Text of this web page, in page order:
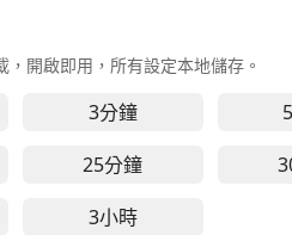
開啟即用，所有設定本地儲存。
簡短練習與短時間專注 免費
時器 - 適用於快速任務、短暫冥
3分鐘
3分鐘線上計時器 -
注 免費線上計時器，支援全螢
、工作任務與冥想練習 免費
計時器 - 適用於專注工作、學習
25分鐘
25分鐘線上計時器 -
3小時